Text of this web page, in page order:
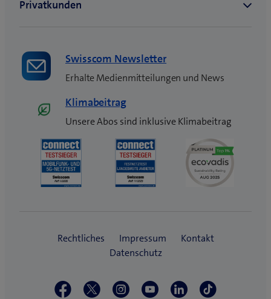
Swisscom Newsletter
Erhalte Medienmitteilungen und News
Klimabeitrag
Unsere Abos sind inklusive Klimabeitrag